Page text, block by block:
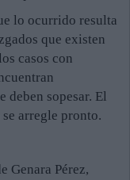
lo ocurrido resulta
que existen
casos con
deben sopesar. El
arregle pronto.
Genara Pérez,